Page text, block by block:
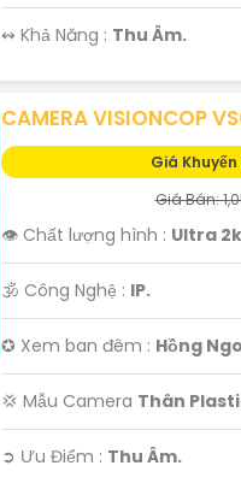
️↭ Khả Năng : Thu Âm.
CAMERA VISIONCOP
Giá Khuyến
Giá Bán:
👁 Chất lượng hình : Ultra
🕉️ Công Nghệ : IP.
✪ Xem ban đêm : Hồng
💢 Mẫu Camera Thân
️➲ Ưu Điểm : Thu Âm.